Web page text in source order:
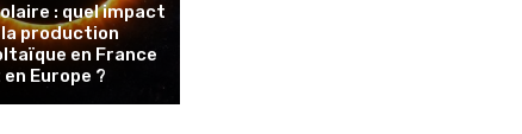
: quel impact
production
en France
Europe ?